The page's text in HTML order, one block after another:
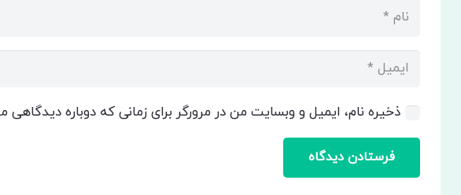
ذخیره نام، ایمیل و وبسایت من در مرورگر برای زمانی که دوباره
فرستادن دیدگاه